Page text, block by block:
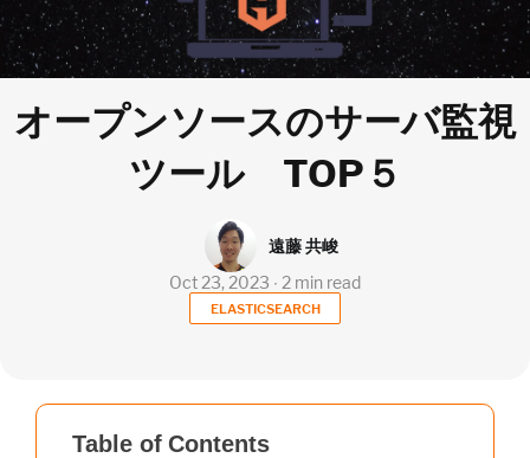
オープンソースのサーバ監視
ツール TOP５
ELASTICSEARCH
Oct 23, 2023 ∙ 2 min read
遠藤 共峻
Table of Contents